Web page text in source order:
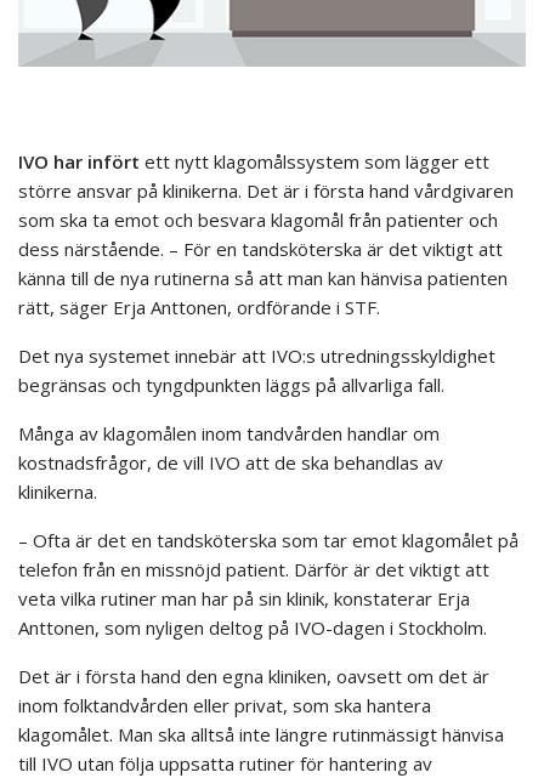
IVO har infört ett nytt klagomålssystem som lägger ett
större ansvar på klinikerna. Det är i första hand vårdgivaren
som ska ta emot och besvara klagomål från patienter och
dess närstående. – För en tandsköterska är det viktigt att
känna till de nya rutinerna så att man kan hänvisa patienten
rätt, säger Erja Anttonen, ordförande i STF.
Det nya systemet innebär att IVO:s utredningsskyldighet
begränsas och tyngdpunkten läggs på allvarliga fall.
Många av klagomålen inom tandvården handlar om
kostnadsfrågor, de vill IVO att de ska behandlas av
klinikerna.
– Ofta är det en tandsköterska som tar emot klagomålet på
telefon från en missnöjd patient. Därför är det viktigt att
veta vilka rutiner man har på sin klinik, konstaterar Erja
Anttonen, som nyligen deltog på IVO-dagen i Stockholm.
Det är i första hand den egna kliniken, oavsett om det är
inom folktandvården eller privat, som ska hantera
klagomålet. Man ska alltså inte längre rutinmässigt hänvisa
till IVO utan följa uppsatta rutiner för hantering av